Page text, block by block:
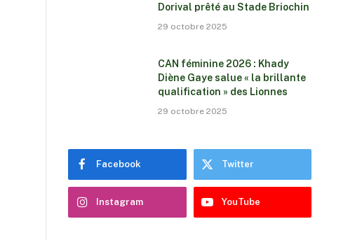
Dorival prêté au Stade Briochin
29 octobre 2025
CAN féminine 2026 : Khady
Diène Gaye salue « la brillante
qualification » des Lionnes
29 octobre 2025
Facebook Twitter
Instagram YouTube